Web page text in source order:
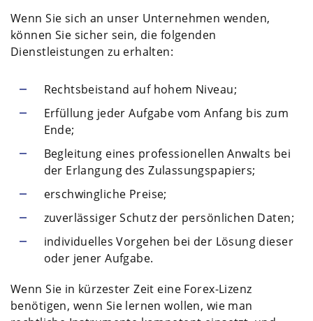
Wenn Sie sich an unser Unternehmen wenden,
können Sie sicher sein, die folgenden
Dienstleistungen zu erhalten:
Rechtsbeistand auf hohem Niveau;
Erfüllung jeder Aufgabe vom Anfang bis zum
Ende;
Begleitung eines professionellen Anwalts bei
der Erlangung des Zulassungspapiers;
erschwingliche Preise;
zuverlässiger Schutz der persönlichen Daten;
individuelles Vorgehen bei der Lösung dieser
oder jener Aufgabe.
Wenn Sie in kürzester Zeit eine Forex-Lizenz
benötigen, wenn Sie lernen wollen, wie man